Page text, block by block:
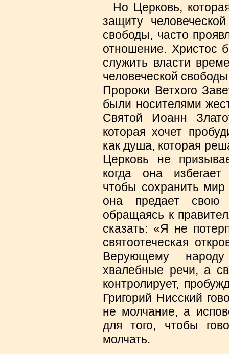
Но Церковь,
защиту
свободы, часто
отношение. Христос
служить власти
человеческой
Пророки Ветхого
были носителями
Святой Иоанн
которая хочет
как душа, которая
Церковь не
когда она избегает
чтобы сохранить мир
она предает свою
обращаясь к
сказать: «Я не
святоотеческая
Верующему
хвалебные речи, а
контролирует,
Григорий Нисский
не молчание, а
для того, чтобы
молчать.